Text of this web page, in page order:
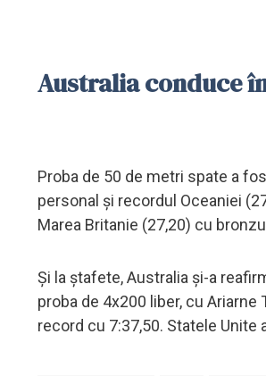
Australia conduce
Proba de 50 de metri spate a
personal și recordul Oceaniei
Marea Britanie (27,20) cu
Și la ștafete, Australia și-a
proba de 4x200 liber, cu
record cu 7:37,50. Statele Unite